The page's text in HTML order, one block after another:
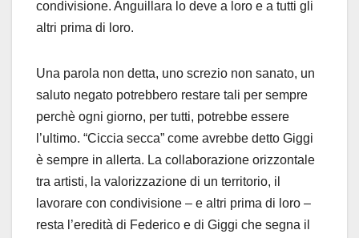
condivisione. Anguillara lo deve a loro e a tutti gli
altri prima di loro.
Una parola non detta, uno screzio non sanato, un
saluto negato potrebbero restare tali per sempre
perchè ogni giorno, per tutti, potrebbe essere
l’ultimo. “Ciccia secca” come avrebbe detto Giggi
è sempre in allerta. La collaborazione orizzontale
tra artisti, la valorizzazione di un territorio, il
lavorare con condivisione – e altri prima di loro –
resta l’eredità di Federico e di Giggi che segna il